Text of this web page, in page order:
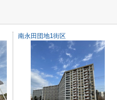
南永田団地1街区